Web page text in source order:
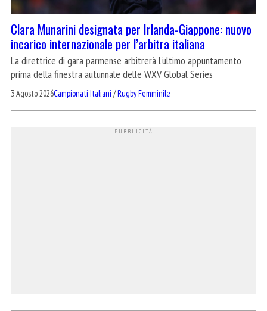
Clara Munarini designata per Irlanda-Giappone: nuovo
incarico internazionale per l’arbitra italiana
La direttrice di gara parmense arbitrerà l'ultimo appuntamento
prima della finestra autunnale delle WXV Global Series
3 Agosto 2026Campionati Italiani /Rugby Femminile